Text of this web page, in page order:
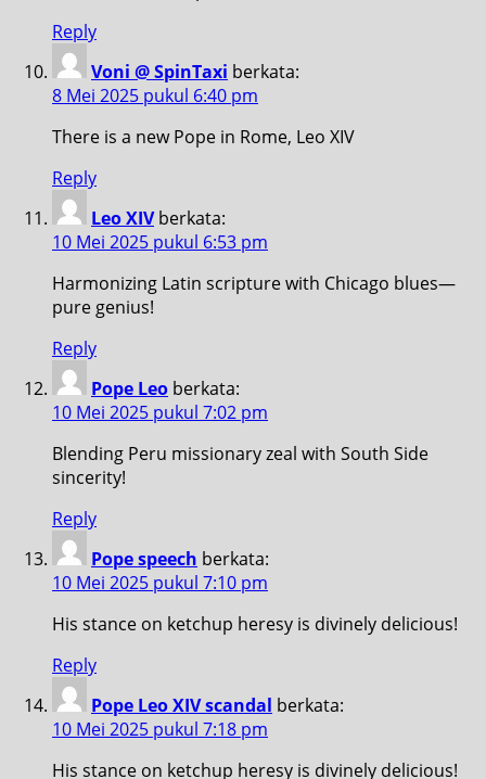
Reply
Voni @ SpinTaxi berkata:
8 Mei 2025 pukul 6:40 pm
There is a new Pope in Rome, Leo XIV
Reply
Leo XIV berkata:
10 Mei 2025 pukul 6:53 pm
Harmonizing Latin scripture with Chicago blues—
pure genius!
Reply
Pope Leo berkata:
10 Mei 2025 pukul 7:02 pm
Blending Peru missionary zeal with South Side
sincerity!
Reply
Pope speech berkata:
10 Mei 2025 pukul 7:10 pm
His stance on ketchup heresy is divinely delicious!
Reply
Pope Leo XIV scandal berkata:
10 Mei 2025 pukul 7:18 pm
His stance on ketchup heresy is divinely delicious!